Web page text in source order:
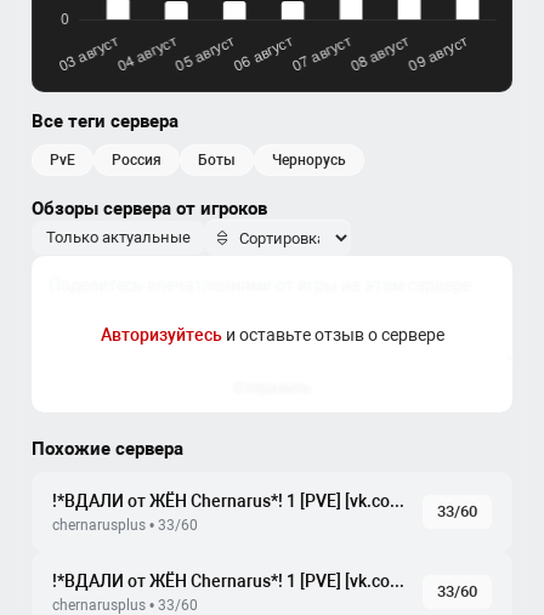
Все теги сервера
PvE россия боты чернорусь
Обзоры сервера от игроков
Только актуальные
Авторизуйтесьи оставьте отзыв о сервере
Похожие сервера
!*ВДАЛИ от ЖЁН Chernarus*! 1 [PVE] [vk.com/vdzh_pve]
chernarusplus • 33/60
33/60
!*ВДАЛИ от ЖЁН Chernarus*! 1 [PVE] [vk.com/vdzh_pve]
chernarusplus • 33/60
33/60